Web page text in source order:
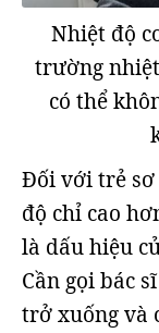
Nhiệt độ
trường
có thể
Đối với trẻ
độ chỉ cao
là dấu hiệu
Cần gọi bác
trở xuống và